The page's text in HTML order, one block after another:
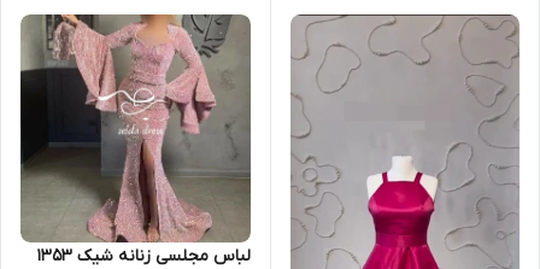
لباس مجلسی زنانه شیک ۱۳۵۳